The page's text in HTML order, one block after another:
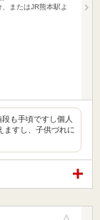
またはJR熊本駅よ
も手頃ですし個人
ますし、子供づれに